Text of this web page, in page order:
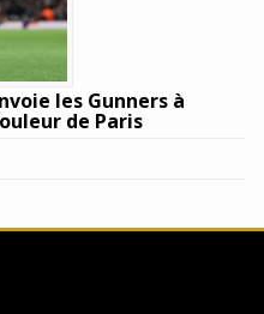
les Gunners à
de Paris